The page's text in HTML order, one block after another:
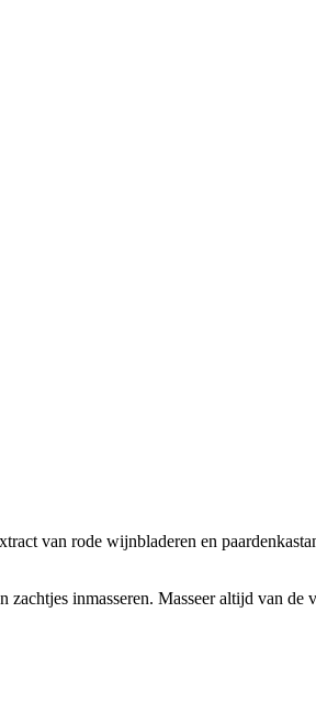
van rode wijnbladeren en
zachtjes inmasseren. Masseer altijd van de